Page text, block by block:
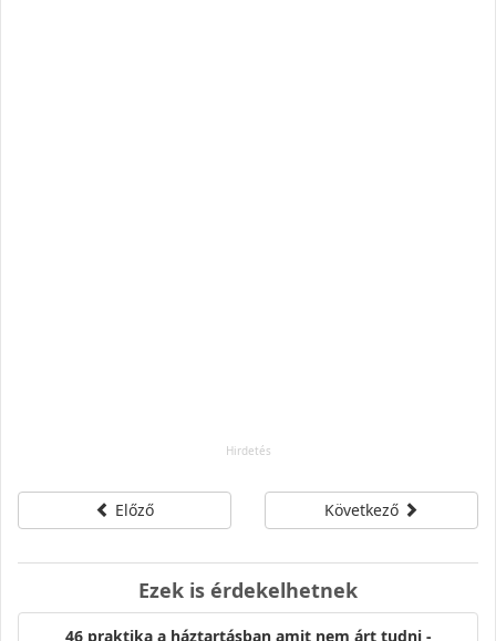
Előző Következő
Ezek is érdekelhetnek
46 praktika a háztartásban amit nem árt tudni -